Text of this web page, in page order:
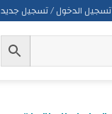
تسجيل الدخول / تسجيل جديد